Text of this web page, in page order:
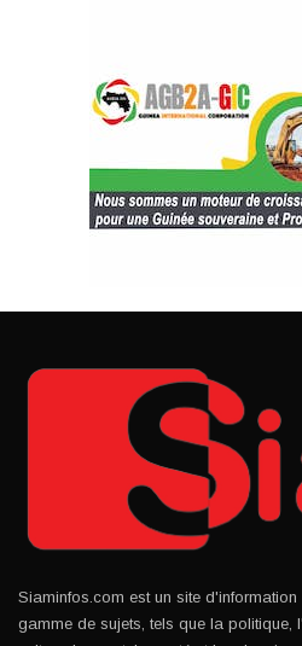
Siaminfos.com est un site
gamme de sujets, tels que la politique,